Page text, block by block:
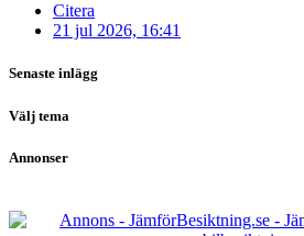
Citera
21 jul 2026, 16:41
Senaste inlägg
Välj tema
Annonser